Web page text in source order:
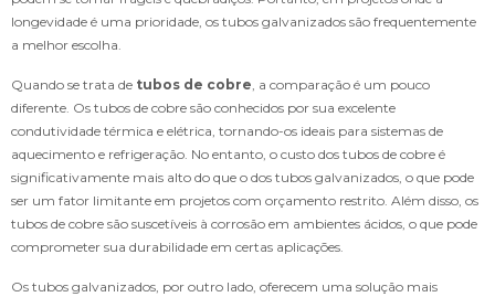
longevidade é uma prioridade, os tubos galvanizados são frequentemente
a melhor escolha.
Quando se trata de tubos de cobre, a comparação é um pouco
diferente. Os tubos de cobre são conhecidos por sua excelente
condutividade térmica e elétrica, tornando-os ideais para sistemas de
aquecimento e refrigeração. No entanto, o custo dos tubos de cobre é
significativamente mais alto do que o dos tubos galvanizados, o que pode
ser um fator limitante em projetos com orçamento restrito. Além disso, os
tubos de cobre são suscetíveis à corrosão em ambientes ácidos, o que pode
comprometer sua durabilidade em certas aplicações.
Os tubos galvanizados, por outro lado, oferecem uma solução mais